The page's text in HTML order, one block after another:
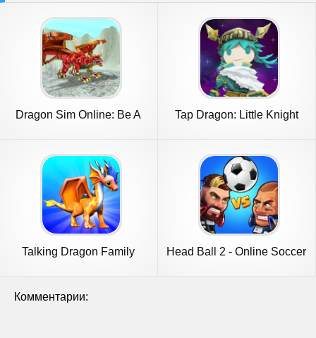
Dragon Sim Online: Be A
Tap Dragon: Little Knight
Talking Dragon Family Head Ball 2 - Online Soccer
Комментарии: